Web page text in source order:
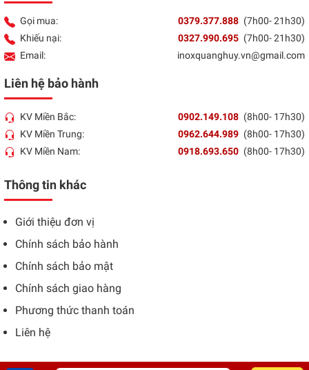
Gọi mua: 0379.377.888 (7h00- 21h30)
Khiếu nại:
0327.990.695 (7h00- 21h30)
Email:
inoxquanghuy.vn@gmail.com
Liên hệ bảo hành
KV Miền Bắc: 0902.149.108 (8h00- 17h30)
KV Miền Trung:
0962.644.989 (8h00- 17h30)
KV Miền Nam:
0918.693.650 (8h00- 17h30)
Thông tin khác
Giới thiệu đơn vị
Chính sách bảo hành
Chính sách bảo mật
Chính sách giao hàng
Phương thức thanh toán
Liên hệ